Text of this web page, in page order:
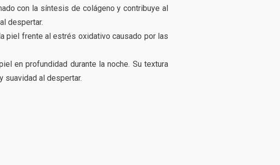
con la síntesis de colágeno y contribuye al
despertar.
piel frente al estrés oxidativo causado por las
en profundidad durante la noche. Su textura
suavidad al despertar.